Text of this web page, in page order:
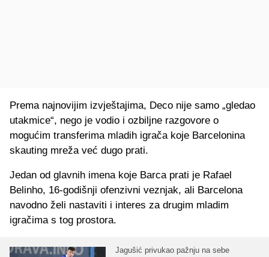
Prema najnovijim izvještajima, Deco nije samo „gledao
utakmice“, nego je vodio i ozbiljne razgovore o
mogućim transferima mladih igrača koje Barcelonina
skauting mreža već dugo prati.
Jedan od glavnih imena koje Barca prati je Rafael
Belinho, 16‑godišnji ofenzivni veznjak, ali Barcelona
navodno želi nastaviti i interes za drugim mladim
igračima s tog prostora.
Jagušić privukao pažnju na sebe